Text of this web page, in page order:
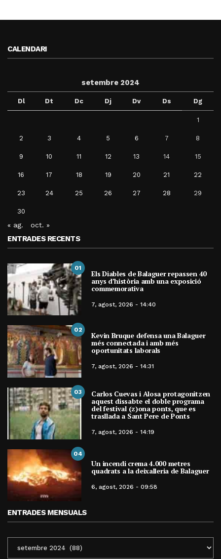
CALENDARI
setembre 2024
Dl Dt Dc Dj Dv Ds Dg
1
2 3 4 5 6 7 8
9 10 11 12 13 14 15
16 17 18 19 20 21 22
23 24 25 26 27 28 29
30
« ag. oct. »
ENTRADES RECENTS
01
Els Diables de Balaguer repassen 40
anys d’història amb una exposició
commemorativa
7, agost, 2026 - 14:40
02
Kevin Bruque defensa una Balaguer
més connectada i amb més
oportunitats laborals
7, agost, 2026 - 14:31
03 Carlos Cuevas i Alosa protagonitzen
aquest dissabte el doble programa
del festival (z)ona ponts, que es
trasllada a Sant Pere de Ponts
7, agost, 2026 - 14:19
04
Un incendi crema 4.000 metres
quadrats a la deixalleria de Balaguer
6, agost, 2026 - 09:58
ENTRADES MENSUALS
MENSUALS